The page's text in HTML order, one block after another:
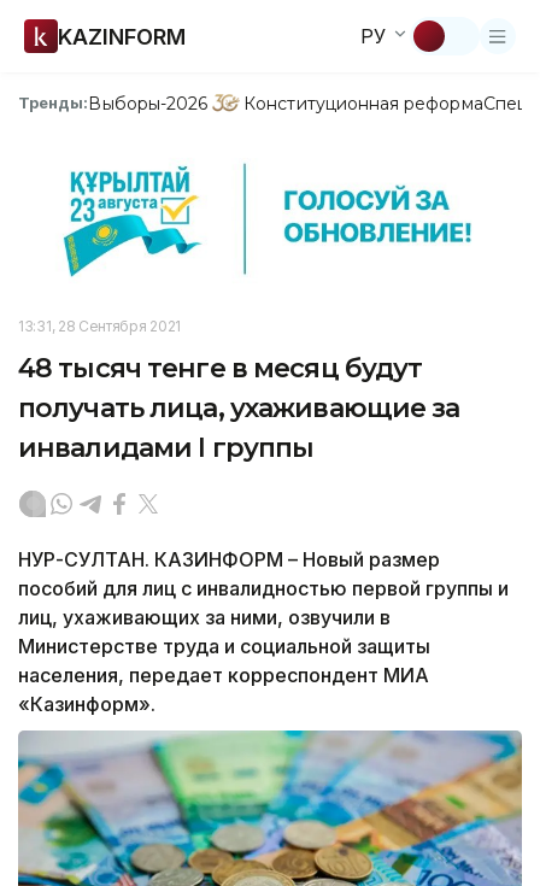
KAZINFORM РУ
Тренды:Выборы-2026 Конституционная реформа
13:31, 28 Сентября 2021
48 тысяч тенге в месяц будут
получать лица, ухаживающие за
инвалидами I группы
НУР-СУЛТАН. КАЗИНФОРМ – Новый размер
пособий для лиц с инвалидностью первой группы и
лиц, ухаживающих за ними, озвучили в
Министерстве труда и социальной защиты
населения, передает корреспондент МИА
«Казинформ».